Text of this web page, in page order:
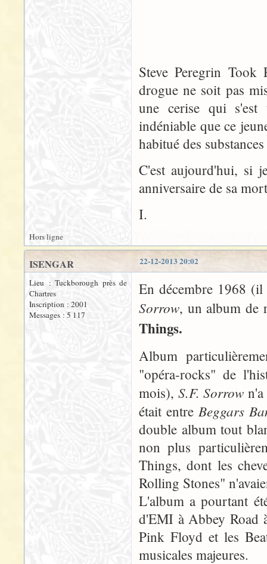
Steve Peregrin
drogue ne soit pas
une cerise qui
indéniable que ce
habitué des
C'est aujourd'hui, si
anniversaire de sa
I.
Hors ligne
22-12-2013 20:02
ISENGAR
Lieu : Tuckborough près de
Chartres
Inscription : 2001
Messages : 5 117
En décembre 1968
Sorrow, un album de
Things.
Album
"opéra-rocks" de
mois), S.F. Sorrow
était entre Beggars
double album tout
non plus
Things, dont les
Rolling Stones"
L'album a pourtant
d'EMI à Abbey Road
Pink Floyd et les
musicales majeures.